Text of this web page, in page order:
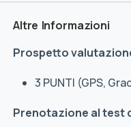
Altre Informazioni
Prospetto
3 PUNTI (GPS,
Prenotazione al test